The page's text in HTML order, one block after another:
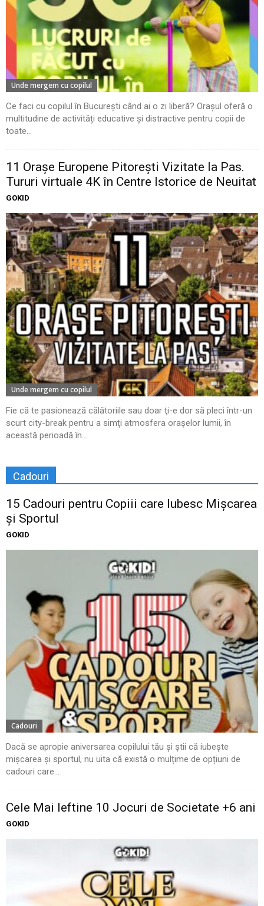
Unde mergem cu copilul
Ce faci cu copilul în București când ai o zi liberă? Orașul oferă o
multitudine de activități educative și distractive pentru copii de
toate...
11 Oraşe Europene Pitoreşti Vizitate la Pas.
Tururi virtuale 4K în Centre Istorice de Neuitat
GOKID
Unde mergem cu copilul
Fie că te pasionează călătoriile sau doar ţi-e dor să pleci într-un
scurt city-break pentru a simţi atmosfera oraşelor lumii, în
această perioadă în...
Cadouri
15 Cadouri pentru Copiii care Iubesc Mișcarea
și Sportul
GOKID
Cadouri
Dacă se apropie aniversarea copilului tău și știi că iubește
mișcarea și sportul, nu uita că există o mulțime de opțiuni de
cadouri care...
Cele Mai Ieftine 10 Jocuri de Societate +6 ani
GOKID